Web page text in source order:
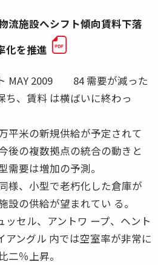
流施設へシフト傾向賃料下落
化を推進
MAY 2009 84 需要が減った
ち、賃料 は横ばいに終わっ
平米の新規供給が予定されて
後の複数拠点の統合の動きと
需要は増加の予測。
、小型で老朽化した倉庫が
設の供給が望まれてい る。
セル、アントワ ープ、ヘント
アングル 内では空室率が非常に
二％上昇。